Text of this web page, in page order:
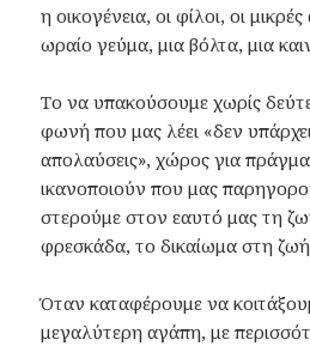
η οικογένεια, οι φίλοι, οι
ωραίο γεύμα, μια βόλτα, μια
Το να υπακούσουμε χωρίς
φωνή που μας λέει «δεν
απολαύσεις», χώρος για
ικανοποιούν που μας
στερούμε στον εαυτό μας τη
φρεσκάδα, το δικαίωμα στη
Όταν καταφέρουμε να
μεγαλύτερη αγάπη, με